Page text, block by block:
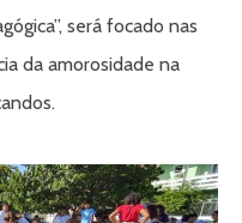
será focado nas
da amorosidade na